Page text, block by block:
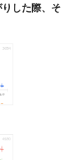
した際、そ